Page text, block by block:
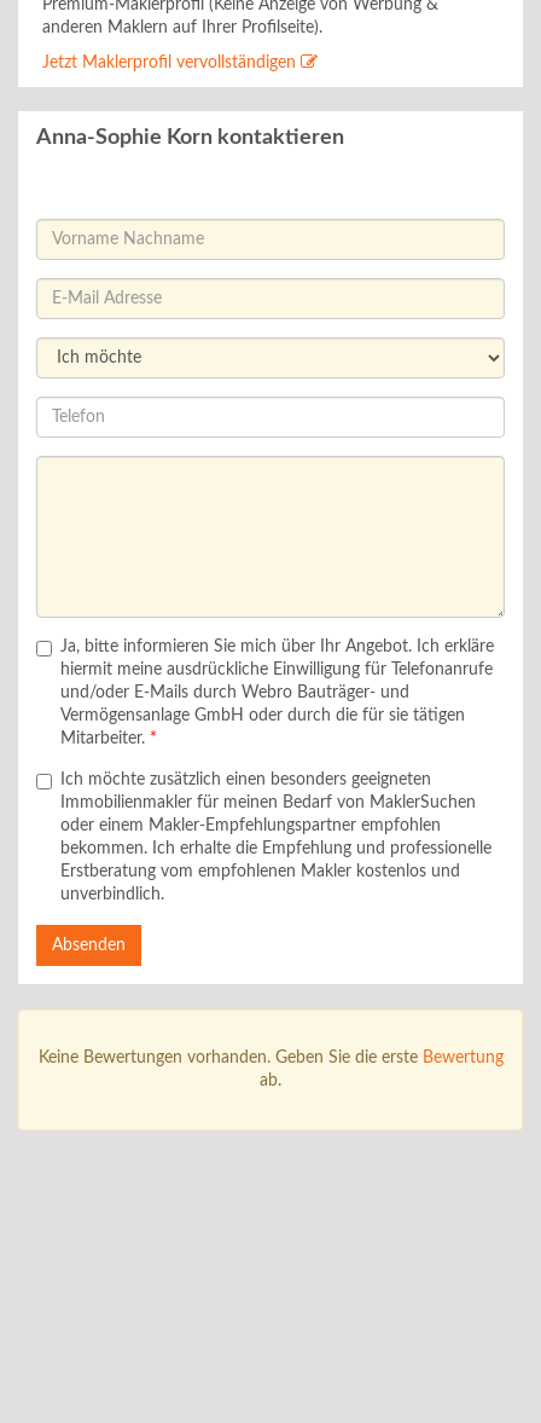
Premium-Maklerprofil (Keine Anzeige von Werbung &
anderen Maklern auf Ihrer Profilseite).
Jetzt Maklerprofil vervollständigen
Anna-Sophie Korn kontaktieren
Ja, bitte informieren Sie mich über Ihr Angebot. Ich erkläre
hiermit meine ausdrückliche Einwilligung für Telefonanrufe
und/oder E-Mails durch Webro Bauträger- und
Vermögensanlage GmbH oder durch die für sie tätigen
Mitarbeiter.
Ich möchte zusätzlich einen besonders geeigneten
Immobilienmakler für meinen Bedarf von MaklerSuchen
oder einem Makler-Empfehlungspartner empfohlen
bekommen. Ich erhalte die Empfehlung und professionelle
Erstberatung vom empfohlenen Makler kostenlos und
unverbindlich.
Absenden
Keine Bewertungen vorhanden. Geben Sie die erste Bewertung
ab.